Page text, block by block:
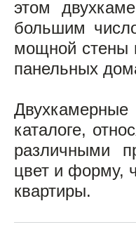
этом
большим
мощной стены
панельных
каталоге,
различными
цвет и форму,
квартиры.